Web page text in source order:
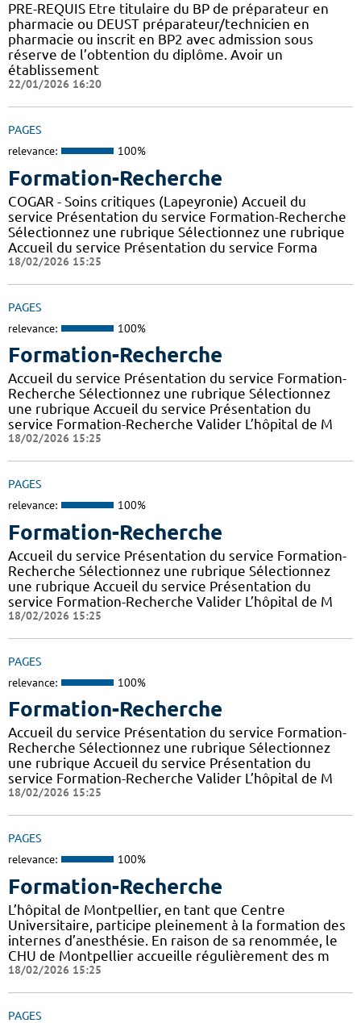
PRE-REQUIS Etre titulaire du BP de préparateur en
pharmacie ou DEUST préparateur/technicien en
pharmacie ou inscrit en BP2 avec admission sous
réserve de l’obtention du diplôme. Avoir un
établissement
22/01/2026 16:20
PAGES
relevance: 100%
Formation-Recherche
COGAR - Soins critiques (Lapeyronie) Accueil du
service Présentation du service Formation-Recherche
Sélectionnez une rubrique Sélectionnez une rubrique
Accueil du service Présentation du service Forma
18/02/2026 15:25
PAGES
relevance: 100%
Formation-Recherche
Accueil du service Présentation du service Formation-
Recherche Sélectionnez une rubrique Sélectionnez
une rubrique Accueil du service Présentation du
service Formation-Recherche Valider L’hôpital de M
18/02/2026 15:25
PAGES
relevance: 100%
Formation-Recherche
Accueil du service Présentation du service Formation-
Recherche Sélectionnez une rubrique Sélectionnez
une rubrique Accueil du service Présentation du
service Formation-Recherche Valider L’hôpital de M
18/02/2026 15:25
PAGES
relevance: 100%
Formation-Recherche
Accueil du service Présentation du service Formation-
Recherche Sélectionnez une rubrique Sélectionnez
une rubrique Accueil du service Présentation du
service Formation-Recherche Valider L’hôpital de M
18/02/2026 15:25
PAGES
relevance: 100%
Formation-Recherche
L’hôpital de Montpellier, en tant que Centre
Universitaire, participe pleinement à la formation des
internes d’anesthésie. En raison de sa renommée, le
CHU de Montpellier accueille régulièrement des m
18/02/2026 15:25
PAGES